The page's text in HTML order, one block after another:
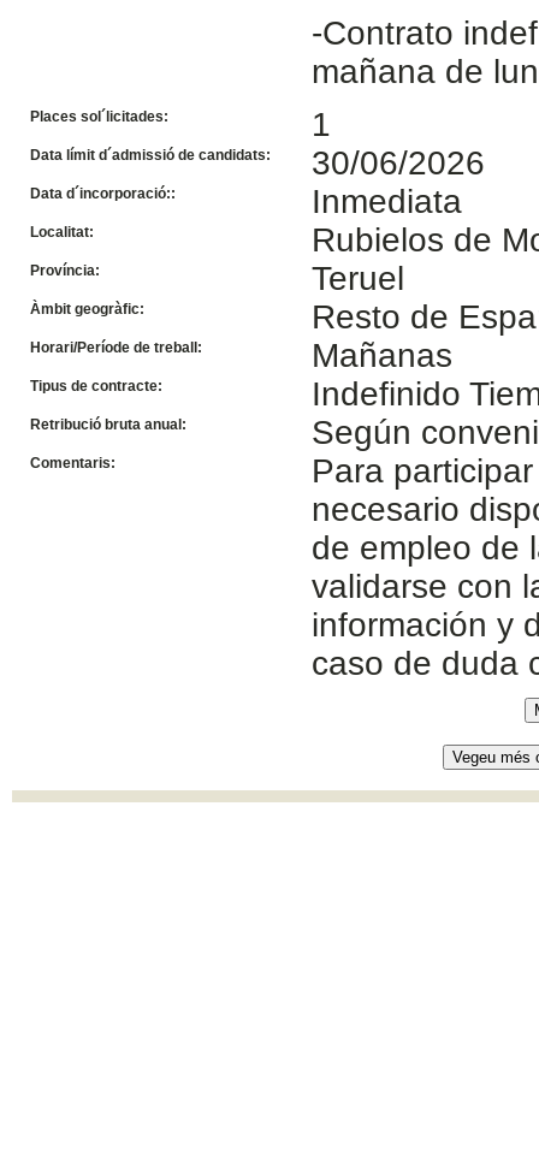
-Contrato
mañana de
Places sol´licitades: 1
Data límit d´admissió de candidats: 30/06/2026
Data d´incorporació:: Inmediata
Localitat: Rubielos de
Província: Teruel
Àmbit geogràfic: Resto de
Horari/Període de treball: Mañanas
Tipus de contracte: Indefinido
Retribució bruta anual: Según
Comentaris:
Para
necesario
de empleo de
validarse con
información y
caso de duda